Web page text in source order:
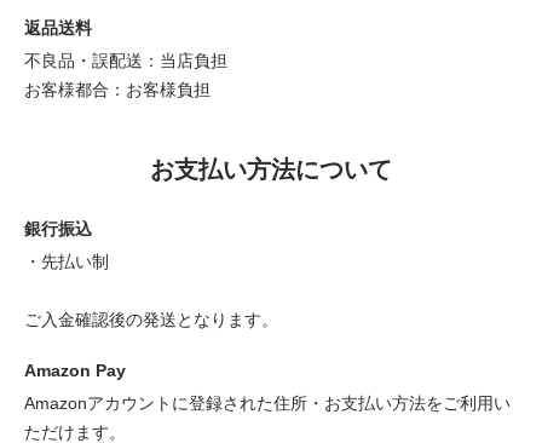
返品送料
不良品・誤配送：当店負担
お客様都合：お客様負担
お支払い方法について
銀行振込
・先払い制
ご入金確認後の発送となります。
Amazon Pay
Amazonアカウントに登録された住所・お支払い方法をご利用い
ただけます。